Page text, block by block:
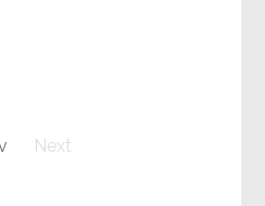
Next